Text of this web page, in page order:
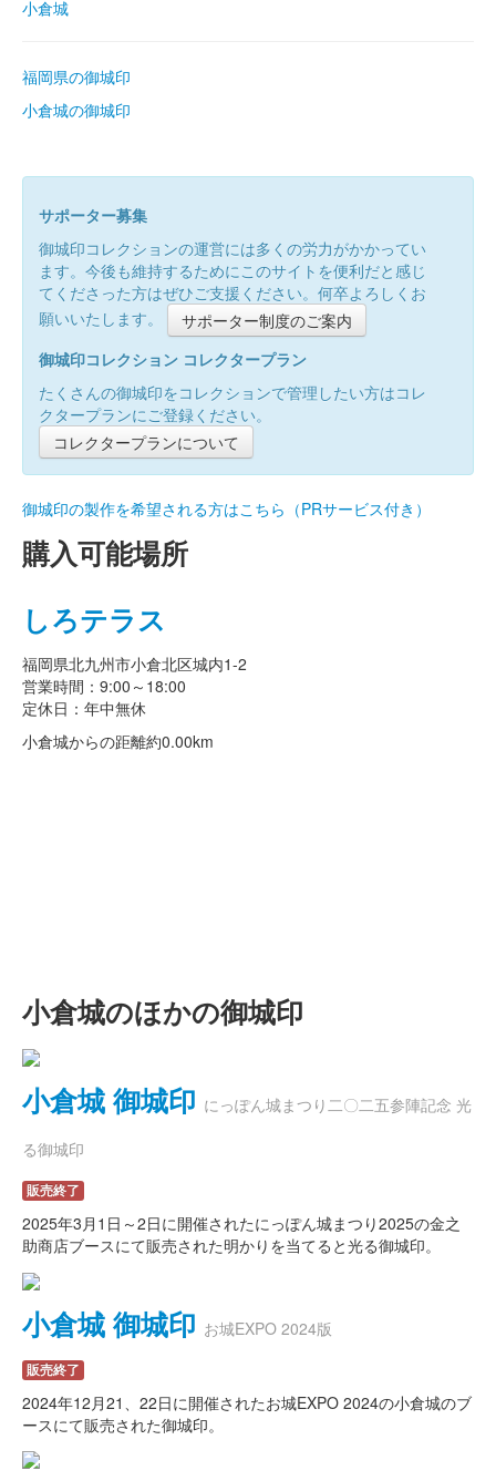
小倉城
福岡県の御城印
小倉城の御城印
サポーター募集
御城印コレクションの運営には多くの労力がかかってい
ます。今後も維持するためにこのサイトを便利だと感じ
てくださった方はぜひご支援ください。何卒よろしくお
願いいたします。
サポーター制度のご案内
御城印コレクション コレクタープラン
たくさんの御城印をコレクションで管理したい方はコレ
クタープランにご登録ください。
コレクタープランについて
御城印の製作を希望される方はこちら（PRサービス付き）
購入可能場所
しろテラス
福岡県北九州市小倉北区城内1-2
営業時間：9:00～18:00
定休日：年中無休
小倉城からの距離約0.00km
小倉城のほかの御城印
小倉城 御城印 にっぽん城まつり二〇二五参陣記念 光
る御城印
販売終了
2025年3月1日～2日に開催されたにっぽん城まつり2025の金之
助商店ブースにて販売された明かりを当てると光る御城印。
小倉城 御城印 お城EXPO 2024版
販売終了
2024年12月21、22日に開催されたお城EXPO 2024の小倉城のブ
ースにて販売された御城印。